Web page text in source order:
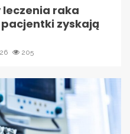
leczenia raka
zyskają
205